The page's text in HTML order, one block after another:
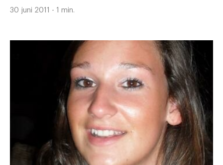
30 juni 2011 - 1 min.